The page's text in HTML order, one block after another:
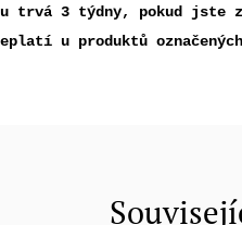
trvá 3 týdny, pokud jste
u produktů